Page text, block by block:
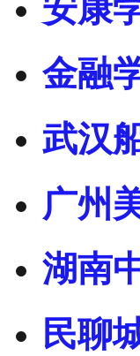
安康
金融
武汉
广州
湖南
民聊